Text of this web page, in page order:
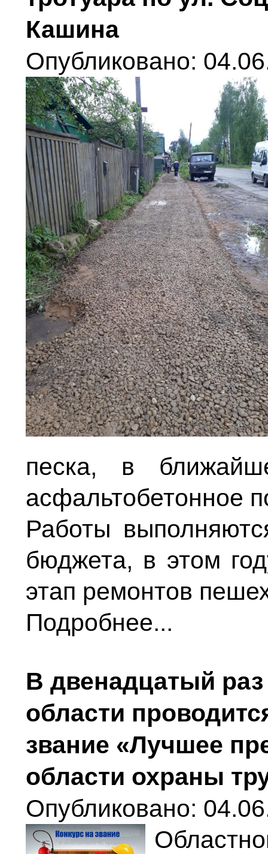
Кашина
Опубликовано:
песка, в
асфальтобетонное
Работы
бюджета, в этом
этап ремонтов
Подробнее...
В двенадцатый раз
области
звание «Лучшее
области охраны
Опубликовано: